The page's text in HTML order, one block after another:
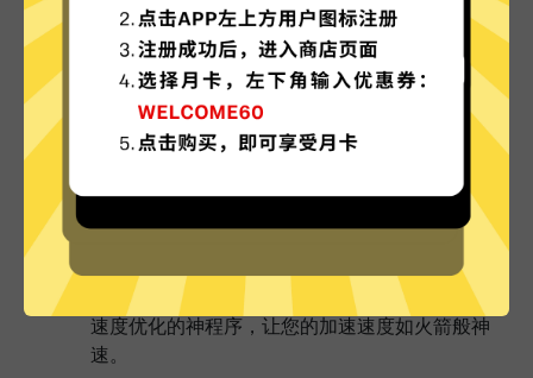
为什么选择GTA5加速器?
更多服务器地区选择
GTA5加速器现已拥有超多加速服务器节点，并且
GTA5加速器已为所有GTA5加速器服务器部署实时
速度优化的神程序，让您的加速速度如火箭般神
速。